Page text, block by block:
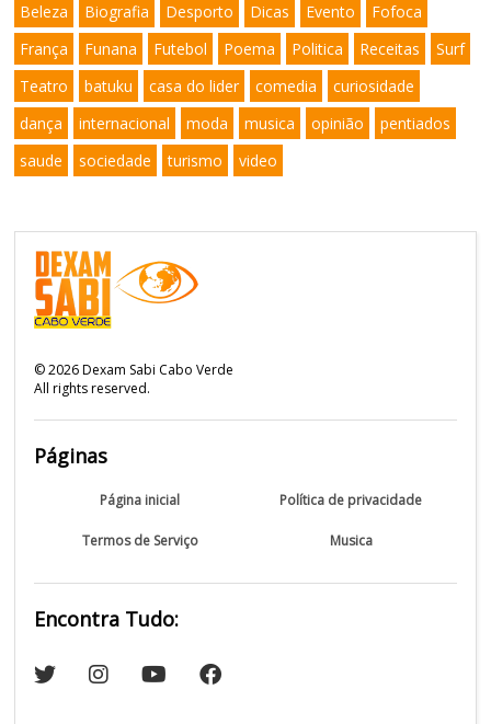
Beleza Biografia Desporto Dicas Evento
Fofoca
França
Funana Futebol Poema Politica Receitas
Surf
Teatro
batuku casa do lider comedia
curiosidade
dança
internacional moda musica opinião
pentiados
saude
sociedade turismo video
©2026Dexam Sabi Cabo Verde
All rights reserved.
Páginas
Página inicial Política de privacidade
Termos de Serviço Musica
Encontra Tudo: